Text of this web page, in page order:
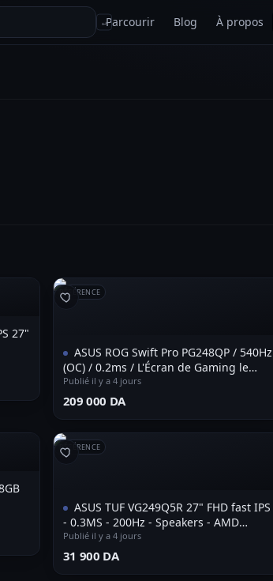
↵Parcourir Blog À propos
27"
RÉFÉRENCE
ASUS ROG Swift Pro PG248QP / 540Hz
(OC) / 0.2ms / L'Écran de Gaming le
plus Rapide au Monde !
Publié il y a 4 jours
⁦209 000 DA⁩
RÉFÉRENCE
ASUS TUF VG249Q5R 27" FHD fast IPS
- 0.3MS - 200Hz - Speakers - AMD
Freesync - HDR10 - VRR - Antiflicker -
Publié il y a 4 jours
⁦31 900 DA⁩